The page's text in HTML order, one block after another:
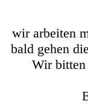
wir arbeiten
bald gehen
Wir bitten